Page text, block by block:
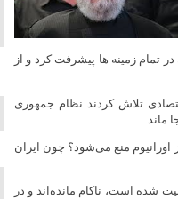
تمام زمینه ها پیشرفت کرد و از
تلاش کردند نظام جمهوری
ماند.
منع می‌شود؟ چون ایران
شده است، ناکام مانده‌اند و در